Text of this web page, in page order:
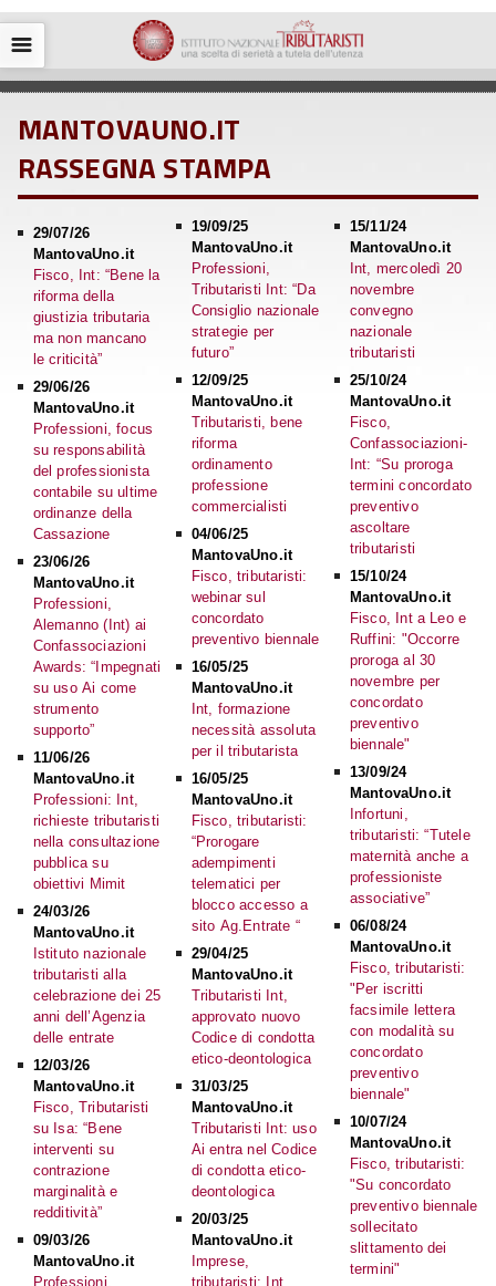
☰
MANTOVAUNO.IT
RASSEGNA STAMPA
29/07/26
MantovaUno.it
Fisco, Int: “Bene la
riforma della
giustizia tributaria
ma non mancano
le criticità”
29/06/26
MantovaUno.it
Professioni, focus
su responsabilità
del professionista
contabile su ultime
ordinanze della
Cassazione
23/06/26
MantovaUno.it
Professioni,
Alemanno (Int) ai
Confassociazioni
Awards: “Impegnati
su uso Ai come
strumento
supporto”
11/06/26
MantovaUno.it
Professioni: Int,
richieste tributaristi
nella consultazione
pubblica su
obiettivi Mimit
24/03/26
MantovaUno.it
Istituto nazionale
tributaristi alla
celebrazione dei 25
anni dell’Agenzia
delle entrate
12/03/26
MantovaUno.it
Fisco, Tributaristi
su Isa: “Bene
interventi su
contrazione
marginalità e
redditività”
09/03/26
MantovaUno.it
Professioni,
19/09/25
MantovaUno.it
Professioni,
Tributaristi Int: “Da
Consiglio nazionale
strategie per
futuro”
12/09/25
MantovaUno.it
Tributaristi, bene
riforma
ordinamento
professione
commercialisti
04/06/25
MantovaUno.it
Fisco, tributaristi:
webinar sul
concordato
preventivo biennale
16/05/25
MantovaUno.it
Int, formazione
necessità assoluta
per il tributarista
16/05/25
MantovaUno.it
Fisco, tributaristi:
“Prorogare
adempimenti
telematici per
blocco accesso a
sito Ag.Entrate “
29/04/25
MantovaUno.it
Tributaristi Int,
approvato nuovo
Codice di condotta
etico-deontologica
31/03/25
MantovaUno.it
Tributaristi Int: uso
Ai entra nel Codice
di condotta etico-
deontologica
20/03/25
MantovaUno.it
Imprese,
tributaristi: Int
15/11/24
MantovaUno.it
Int, mercoledì 20
novembre
convegno
nazionale
tributaristi
25/10/24
MantovaUno.it
Fisco,
Confassociazioni-
Int: “Su proroga
termini concordato
preventivo
ascoltare
tributaristi
15/10/24
MantovaUno.it
Fisco, Int a Leo e
Ruffini: "Occorre
proroga al 30
novembre per
concordato
preventivo
biennale"
13/09/24
MantovaUno.it
Infortuni,
tributaristi: “Tutele
maternità anche a
professioniste
associative”
06/08/24
MantovaUno.it
Fisco, tributaristi:
"Per iscritti
facsimile lettera
con modalità su
concordato
preventivo
biennale"
10/07/24
MantovaUno.it
Fisco, tributaristi:
"Su concordato
preventivo biennale
sollecitato
slittamento dei
termini"